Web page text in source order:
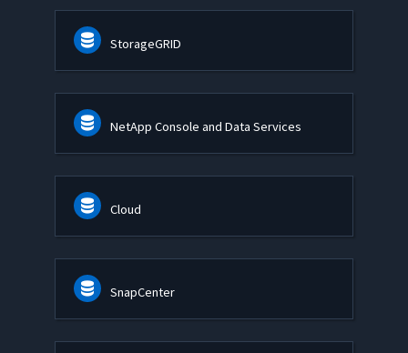
StorageGRID
NetApp Console and Data Services
Cloud
SnapCenter